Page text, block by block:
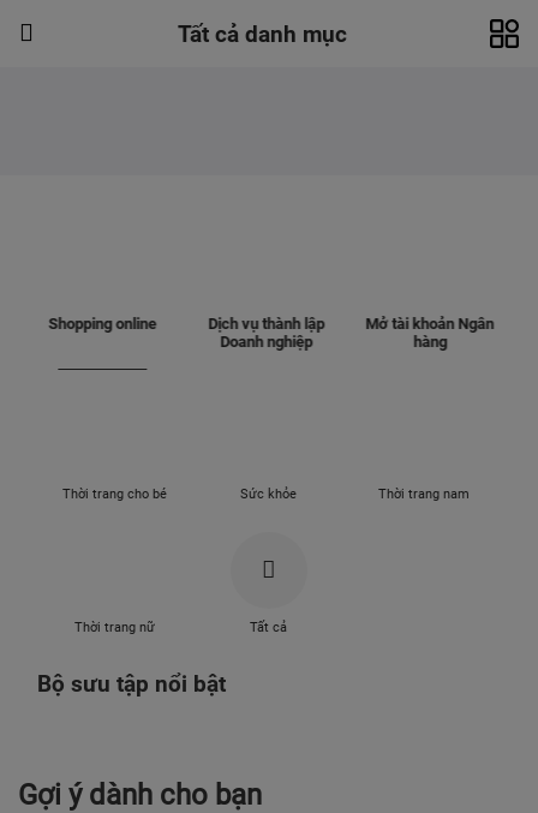
Tất cả danh mục
Shopping online
Dịch vụ thành lập
Doanh nghiệp
Mở tài khoản Ngân
hàng
Thời trang cho bé Sức khỏe Thời trang nam
Thời trang nữ Tất cả
Bộ sưu tập nổi bật
Gợi ý dành cho bạn